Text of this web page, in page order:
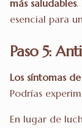
más saludables.
esencial para
Paso 5:
Los síntomas
Podrías
En lugar de